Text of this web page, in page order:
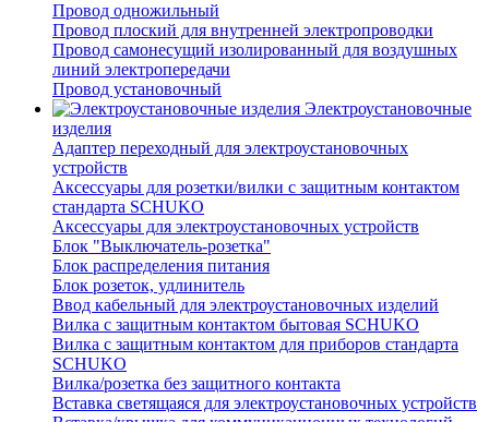
Провод одножильный
Провод плоский для внутренней электропроводки
Провод самонесущий изолированный для воздушных
линий электропередачи
Провод установочный
Электроустановочные
изделия
Адаптер переходный для электроустановочных
устройств
Аксессуары для розетки/вилки с защитным контактом
стандарта SCHUKO
Аксессуары для электроустановочных устройств
Блок "Выключатель-розетка"
Блок распределения питания
Блок розеток, удлинитель
Ввод кабельный для электроустановочных изделий
Вилка с защитным контактом бытовая SCHUKO
Вилка с защитным контактом для приборов стандарта
SCHUKO
Вилка/розетка без защитного контакта
Вставка светящаяся для электроустановочных устройств